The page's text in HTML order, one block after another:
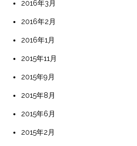
2016年3月
2016年2月
2016年1月
2015年11月
2015年9月
2015年8月
2015年6月
2015年2月